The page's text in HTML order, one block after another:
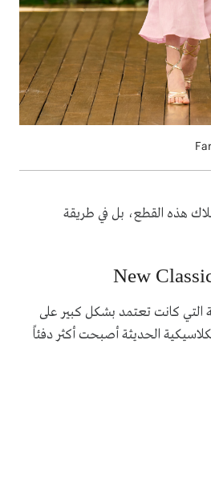
هذه القطع، بل في طريقة
التي كانت تعتمد بشكل كبير على
الحديثة أصبحت أكثر دفئاً